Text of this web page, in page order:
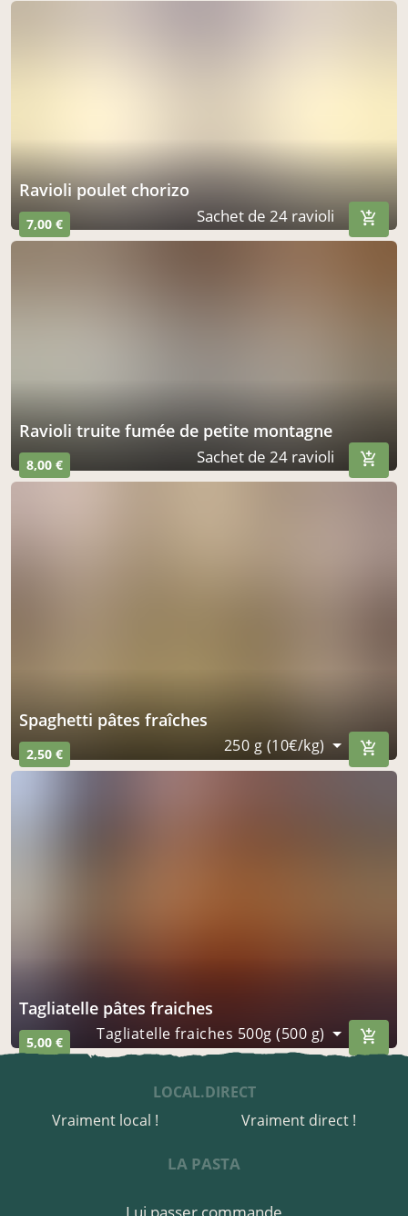
ravioli poulet chorizo
7,00 € Sachet de 24 ravioli
ravioli truite fumée de petite montagne
8,00 € Sachet de 24 ravioli
spaghetti pâtes fraîches
2,50 € 250 g (10€/kg)
tagliatelle pâtes fraiches
5,00 € Tagliatelle fraiches 500g (500 g)
LOCAL.DIRECT
Vraiment local !
Vraiment direct !
LA PASTA